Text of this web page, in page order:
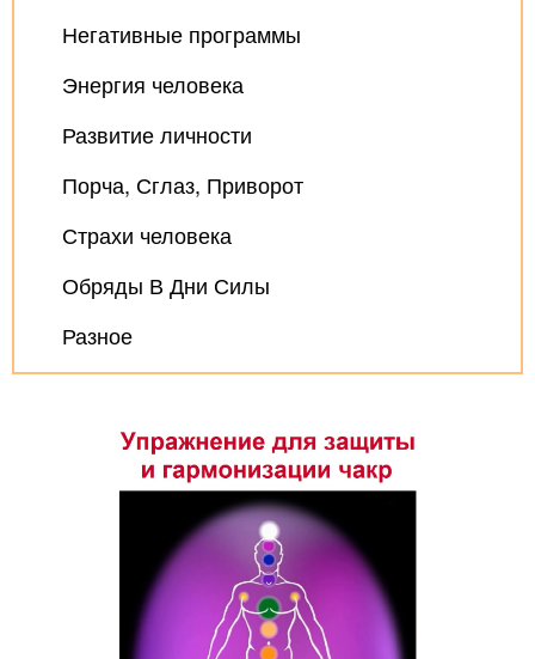
Негативные программы
Энергия человека
Развитие личности
Порча, Сглаз, Приворот
Страхи человека
Обряды В Дни Силы
Разное